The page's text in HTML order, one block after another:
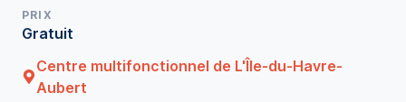
PRIX
Gratuit
Centre multifonctionnel de L'Île-du-Havre-
Aubert